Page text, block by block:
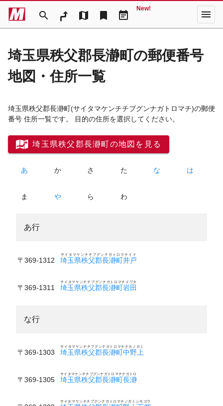
search map bookmark event_note
New! menu
埼玉県秩父郡長瀞町の郵便番号
地図・住所一覧
埼玉県秩父郡長瀞町(サイタマケンチチブグンナガトロマチ)の郵便
番号 住所一覧です。 目的の住所を選択してください。
埼玉県秩父郡長瀞町の地図を見る
あ か さ た な は
ま や ら わ
あ行
〒369-1312 埼玉県秩父郡長瀞町井戸
サイタマケンチチブグンナガトロマチイド
〒369-1311 埼玉県秩父郡長瀞町岩田
サイタマケンチチブグンナガトロマチイワタ
な行
〒369-1303 埼玉県秩父郡長瀞町中野上
サイタマケンチチブグンナガトロマチナカノガミ
〒369-1305 埼玉県秩父郡長瀞町長瀞
サイタマケンチチブグンナガトロマチナガトロ
サイタマケンチチブグンナガトロマチノガミシモゴウ